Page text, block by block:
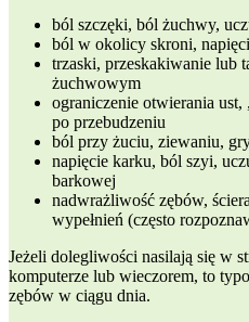
ból szczęki, ból żuchwy,
ból w okolicy skroni,
trzaski, przeskakiwanie lub
żuchwowym
ograniczenie otwierania ust,
po przebudzeniu
ból przy żuciu, ziewaniu,
napięcie karku, ból szyi,
barkowej
nadwrażliwość zębów,
wypełnień (często
Jeżeli dolegliwości nasilają się w
komputerze lub wieczorem, to
zębów w ciągu dnia.